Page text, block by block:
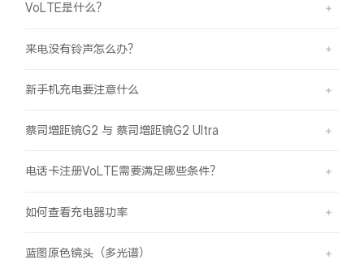
VoLTE是什么？
来电没有铃声怎么办？
新手机充电要注意什么
蔡司增距镜G2 与 蔡司增距镜G2 Ultra
电话卡注册VoLTE需要满足哪些条件？
如何查看充电器功率
蓝图原色镜头（多光谱）